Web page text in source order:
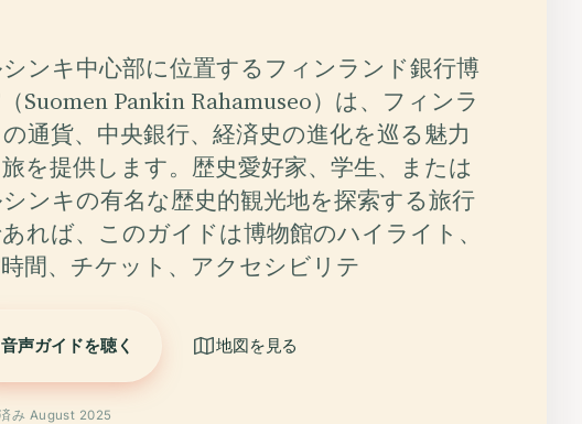
ンキ中心部に位置するフィンランド銀行博
Suomen Pankin Rahamuseo）は、フィンラ
通貨、中央銀行、経済史の進化を巡る魅力
を提供します。歴史愛好家、学生、または
ンキの有名な歴史的観光地を探索する旅行
れば、このガイドは博物館のハイライト、
間、チケット、アクセシビリテ
音声ガイドを聴く 地図を見る
み August 2025